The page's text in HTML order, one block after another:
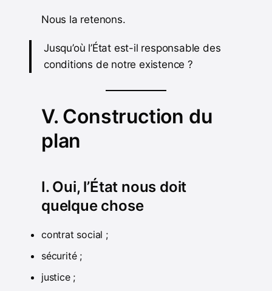
Nous la retenons.
Jusqu’où l’État est-il responsable des
conditions de notre existence ?
V. Construction du
plan
I. Oui, l’État nous doit
quelque chose
contrat social ;
sécurité ;
justice ;